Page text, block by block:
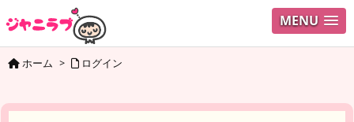
MENU
ホーム > ログイン